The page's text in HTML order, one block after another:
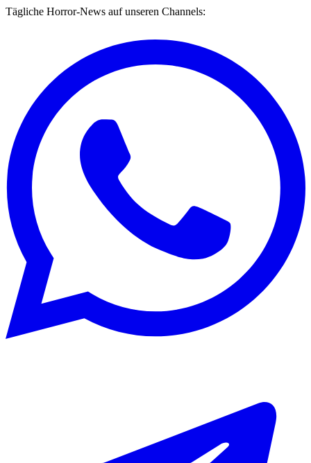
Tägliche Horror-News auf unseren Channels: